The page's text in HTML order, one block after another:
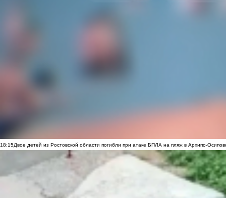
18:15Двое детей из Ростовской области погибли при атаке БПЛА на пляж в Архипо-